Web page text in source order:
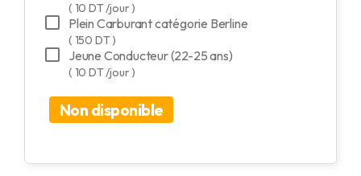
( 10 DT /jour )
Plein Carburant catégorie Berline
( 150 DT )
Jeune Conducteur (22-25 ans)
( 10 DT /jour )
Non disponible